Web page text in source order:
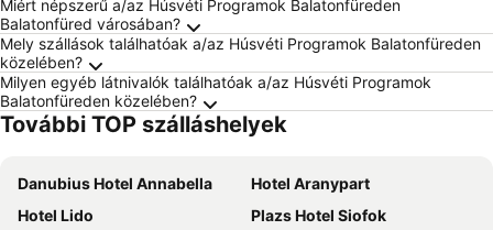
Miért népszerű a/az Húsvéti Programok Balatonfüreden
Balatonfüred városában?
Mely szállások találhatóak a/az Húsvéti Programok Balatonfüreden
közelében?
Milyen egyéb látnivalók találhatóak a/az Húsvéti Programok
Balatonfüreden közelében?
További TOP szálláshelyek
Danubius Hotel Annabella
Hotel Aranypart
Hotel Lido
Plazs Hotel Siofok